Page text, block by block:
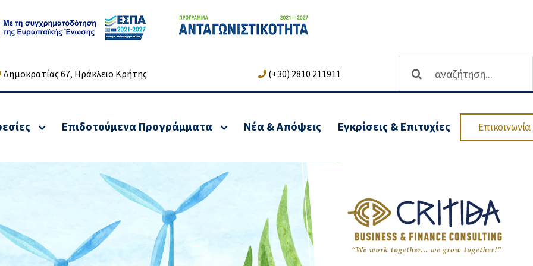
Δημοκρατίας 67, Ηράκλειο Κρήτης (+30) 2810 211911
Νομικών
& Φυσικών
Υπηρεσίες Αναδιάρθρωσης
οφειλών &
Χρηματοοικονομικές
Υπηρεσίες
Ανάπτυξη επιχειρήσεων-
Υπηρεσίες Χρηματοδότησης
Επενδυτικών
Επιδοτούμενα Προγράμματα Νέα & Απόψεις Εγκρίσεις & Επιτυχίες Επικοινωνία